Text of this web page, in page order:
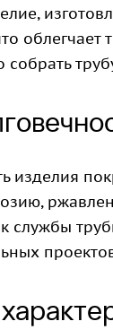
облегчает
изделия
службы